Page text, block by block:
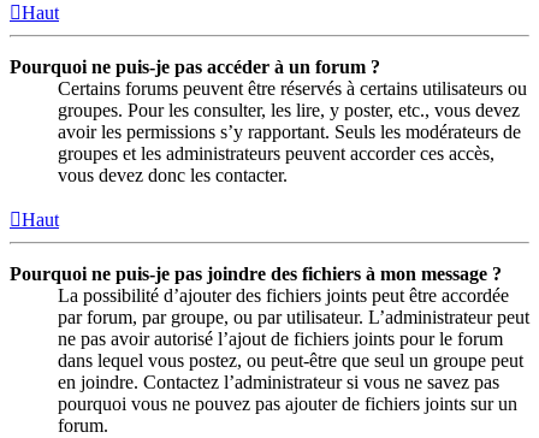
Haut
Pourquoi ne puis-je pas accéder à un forum ?
Certains forums peuvent être réservés à certains utilisateurs ou
groupes. Pour les consulter, les lire, y poster, etc., vous devez
avoir les permissions s’y rapportant. Seuls les modérateurs de
groupes et les administrateurs peuvent accorder ces accès,
vous devez donc les contacter.
Haut
Pourquoi ne puis-je pas joindre des fichiers à mon message ?
La possibilité d’ajouter des fichiers joints peut être accordée
par forum, par groupe, ou par utilisateur. L’administrateur peut
ne pas avoir autorisé l’ajout de fichiers joints pour le forum
dans lequel vous postez, ou peut-être que seul un groupe peut
en joindre. Contactez l’administrateur si vous ne savez pas
pourquoi vous ne pouvez pas ajouter de fichiers joints sur un
forum.